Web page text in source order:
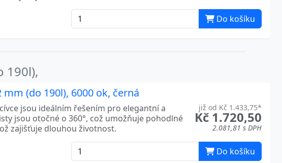
Do košíku
190l),
(do 190l), 6000 ok, černá
již od Kč 1.433,75*
Kč 1.720,50
2.081,81 s DPH
jsou ideálním řešením pro elegantní a
jsou otočné o 360°, což umožňuje pohodlné
zajišťuje dlouhou životnost.
Do košíku